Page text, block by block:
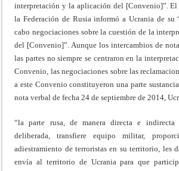
interpretación y la aplicación del [Convenio]”. El
la Federación de Rusia informó a Ucrania de su
cabo negociaciones sobre la cuestión de la
del [Convenio]”. Aunque los intercambios de
las partes no siempre se centraron en la
Convenio, las negociaciones sobre las
a este Convenio constituyeron una parte
nota verbal de fecha 24 de septiembre de 2014,
“la parte rusa, de manera directa e
deliberada, transfiere equipo militar,
adiestramiento de terroristas en su territorio, les
envía al territorio de Ucrania para que